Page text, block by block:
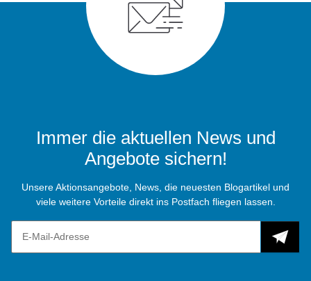
Immer die aktuellen News und
Angebote sichern!
Unsere Aktionsangebote, News, die neuesten Blogartikel und
viele weitere Vorteile direkt ins Postfach fliegen lassen.